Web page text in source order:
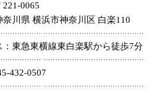
221-0065
奈川県 横浜市神奈川区 白楽110
東急東横線東白楽駅から徒歩7分
432-0507